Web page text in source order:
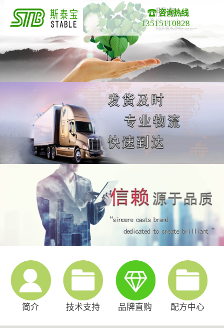
咨询热线
13515110828
简介 技术支持 品牌直购 配方中心